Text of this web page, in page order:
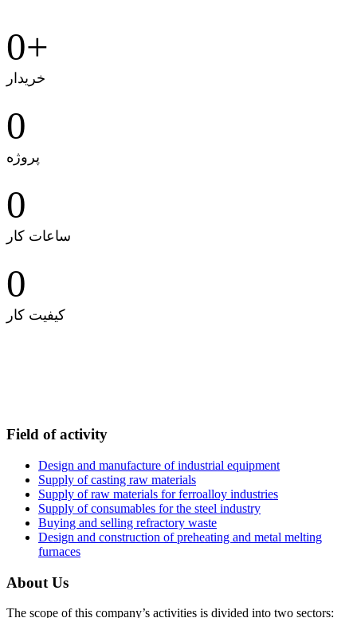
0+
خریدار
0
پروژه
0
ساعات کار
0
کیفیت کار
Field of activity
Design and manufacture of industrial equipment
Supply of casting raw materials
Supply of raw materials for ferroalloy industries
Supply of consumables for the steel industry
Buying and selling refractory waste
Design and construction of preheating and metal melting
furnaces
About Us
The scope of this company’s activities is divided into two sectors: